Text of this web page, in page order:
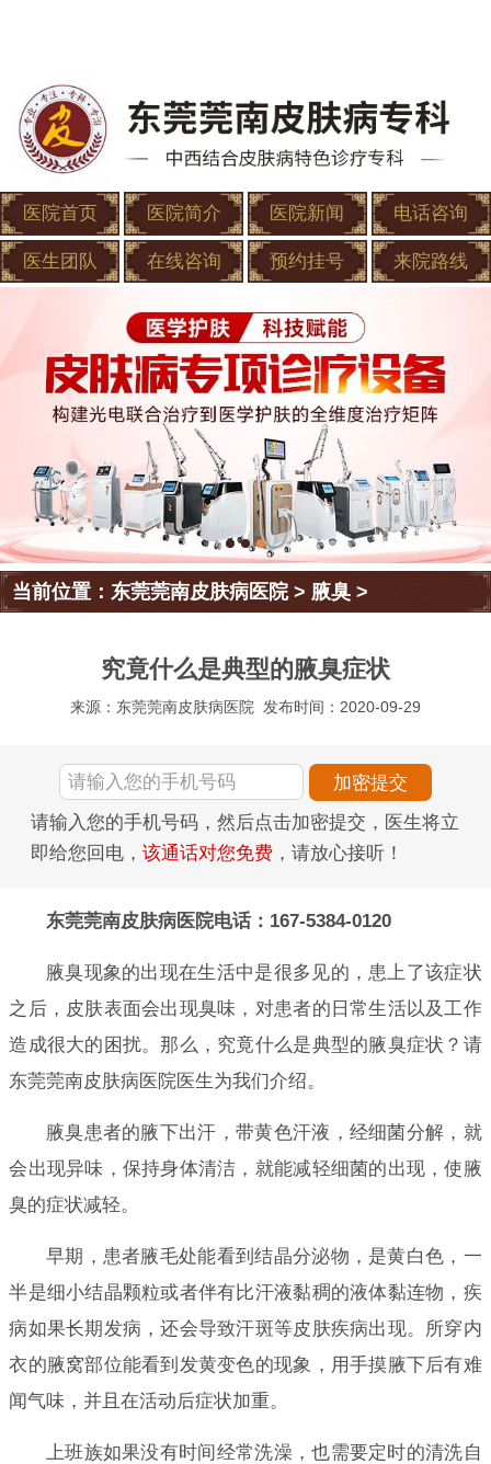
医院首页 医院简介 医院新闻 电话咨询
医生团队 在线咨询 预约挂号 来院路线
当前位置：东莞莞南皮肤病医院> 腋臭 >
究竟什么是典型的腋臭症状
来源：东莞莞南皮肤病医院 发布时间：2020-09-29
请输入您的手机号码，然后点击加密提交，医生将立
即给您回电， 该通话对您免费 ，请放心接听！
东莞莞南皮肤病医院电话：167-5384-0120
腋臭现象的出现在生活中是很多见的，患上了该症状
之后，皮肤表面会出现臭味，对患者的日常生活以及工作
造成很大的困扰。那么，究竟什么是典型的腋臭症状？请
东莞莞南皮肤病医院医生为我们介绍。
腋臭患者的腋下出汗，带黄色汗液，经细菌分解，就
会出现异味，保持身体清洁，就能减轻细菌的出现，使腋
臭的症状减轻。
早期，患者腋毛处能看到结晶分泌物，是黄白色，一
半是细小结晶颗粒或者伴有比汗液黏稠的液体黏连物，疾
病如果长期发病，还会导致汗斑等皮肤疾病出现。所穿内
衣的腋窝部位能看到发黄变色的现象，用手摸腋下后有难
闻气味，并且在活动后症状加重。
上班族如果没有时间经常洗澡，也需要定时的清洗自